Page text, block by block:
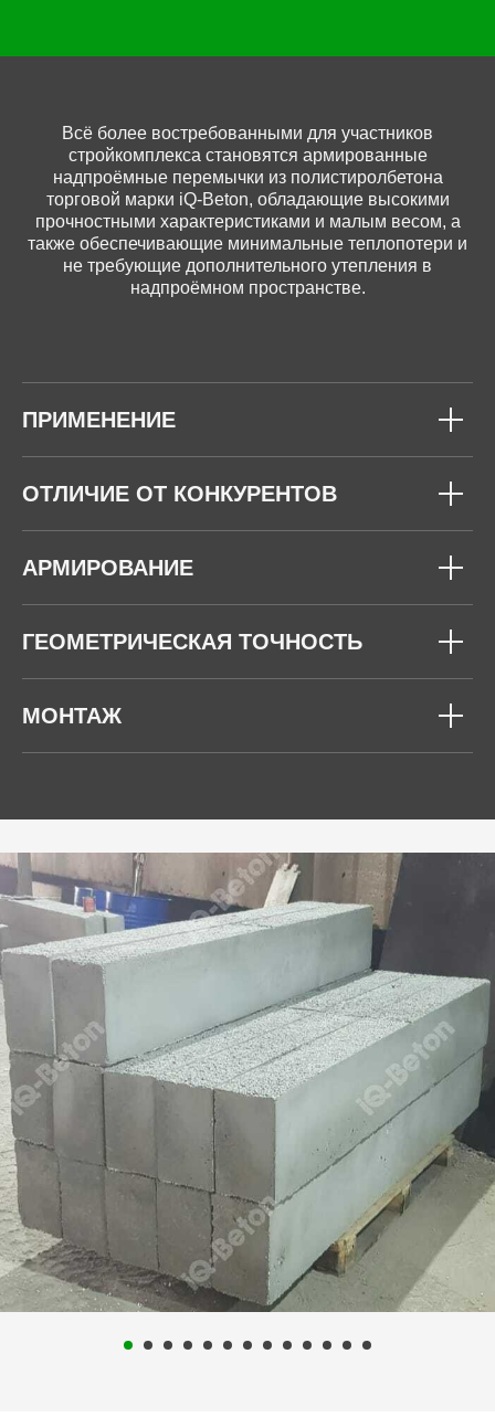
Всё более востребованными для участников
стройкомплекса становятся армированные
надпроёмные перемычки из полистиролбетона
торговой марки iQ-Beton, обладающие высокими
прочностными характеристиками и малым весом, а
также обеспечивающие минимальные теплопотери и
не требующие дополнительного утепления в
надпроёмном пространстве.
ПРИМЕНЕНИЕ
ОТЛИЧИЕ ОТ КОНКУРЕНТОВ
АРМИРОВАНИЕ
ГЕОМЕТРИЧЕСКАЯ ТОЧНОСТЬ
МОНТАЖ